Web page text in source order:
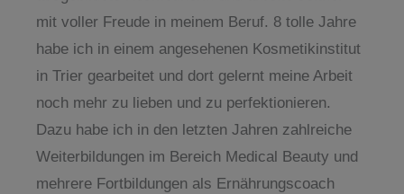
mit voller Freude in meinem Beruf. 8 tolle Jahre
habe ich in einem angesehenen Kosmetikinstitut
in Trier gearbeitet und dort gelernt meine Arbeit
noch mehr zu lieben und zu perfektionieren.
Dazu habe ich in den letzten Jahren zahlreiche
Weiterbildungen im Bereich Medical Beauty und
mehrere Fortbildungen als Ernährungscoach